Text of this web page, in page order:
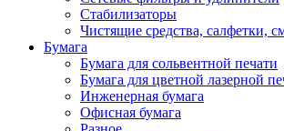
Стабилизаторы
Чистящие средства, салфетки,
Бумага
Бумага для сольвентной печати
Бумага для цветной лазерной
Инженерная бумага
Офисная бумага